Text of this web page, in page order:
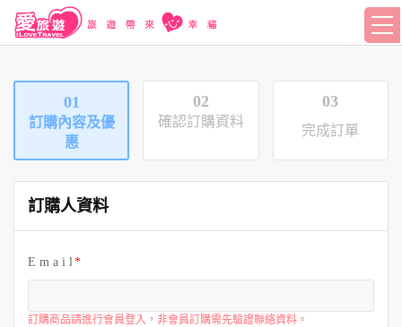
01
訂購內容及優
惠
02
確認訂購資料
03
完成訂單
訂購人資料
E m a i l
訂購商品請進行會員登入，非會員訂購需先驗證聯絡資料。